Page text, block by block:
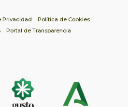
Privacidad
Política de Cookies
Portal de Transparencia